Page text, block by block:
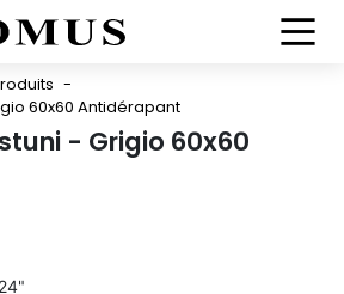
-
60x60 Antidérapant
- Grigio 60x60